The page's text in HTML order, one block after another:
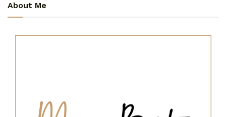
About Me